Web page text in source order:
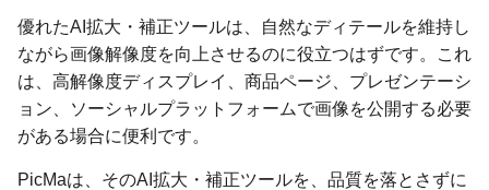
優れたAI拡大・補正ツールは、自然なディテールを維持し
ながら画像解像度を向上させるのに役立つはずです。これ
は、高解像度ディスプレイ、商品ページ、プレゼンテーシ
ョン、ソーシャルプラットフォームで画像を公開する必要
がある場合に便利です。
PicMaは、そのAI拡大・補正ツールを、品質を落とさずに